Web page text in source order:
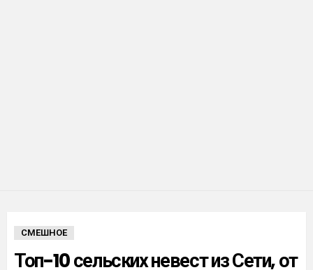
СМЕШНОЕ
Топ-10 сельских невест из Сети, от